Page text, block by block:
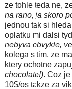
ze tohle teda ne,
na rano, ja skoro
jednou tak si
oplatku mi dalsi
nebyva obvykle,
kolega s tim, ze
ktery ochotne
chocolate!). Coz
10$/os takze za